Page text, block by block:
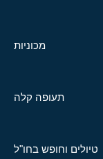
מכוניות
תעופה קלה
טיולים וחופש בחו"ל